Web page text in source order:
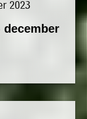
december